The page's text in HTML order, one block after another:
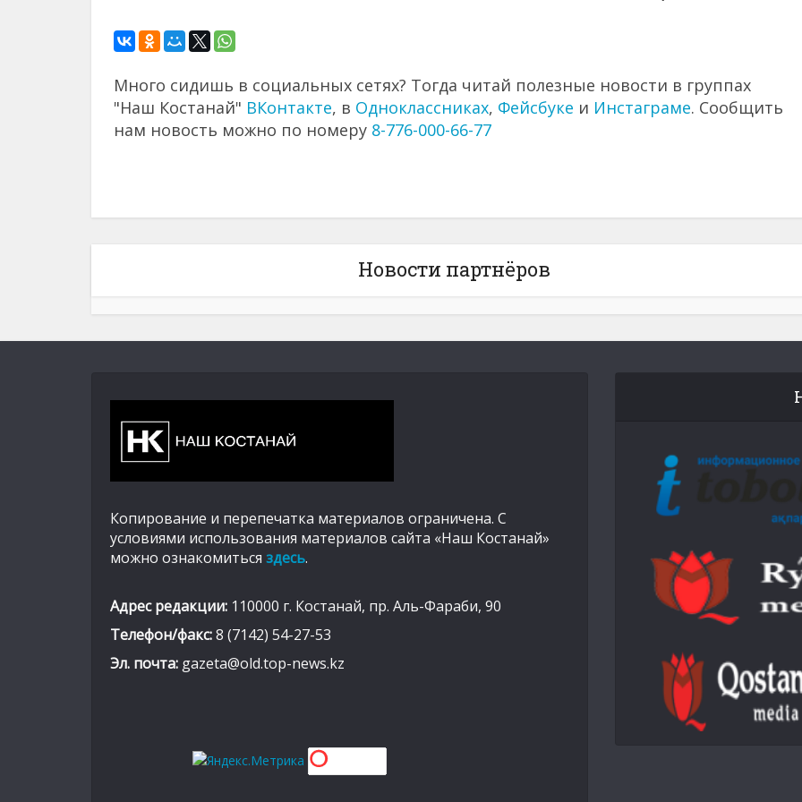
Много сидишь в социальных сетях? Тогда читай полезные новости в группах
"Наш Костанай" ВКонтакте, в Одноклассниках, Фейсбуке и Инстаграме. Сообщить
нам новость можно по номеру 8-776-000-66-77
Новости партнёров
Копирование и перепечатка материалов ограничена. С
условиями использования материалов сайта «Наш Костанай»
можно ознакомиться здесь.
Адрес редакции: 110000 г. Костанай, пр. Аль-Фараби, 90
Телефон/факс:8 (7142) 54-27-53
Эл. почта: gazeta@old.top-news.kz